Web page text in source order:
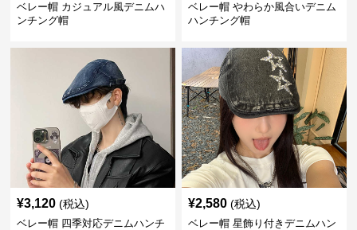
ベレー帽 カジュアル風デニムハ
ンチング帽
ベレー帽 やわらか風合いデニム
ハンチング帽
¥3,120 (税込)
ベレー帽 四季対応デニムハンチ
¥2,580 (税込)
ベレー帽 星飾り付きデニムハン